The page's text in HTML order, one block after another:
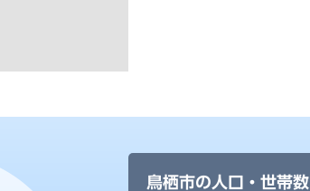
鳥栖市の人口・世帯数